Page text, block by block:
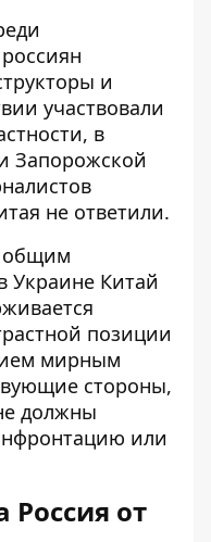
и
участвовали
в
Запорожской
не ответили.
общим
Украине Китай
позиции
мирным
стороны,
должны
или
Россия от